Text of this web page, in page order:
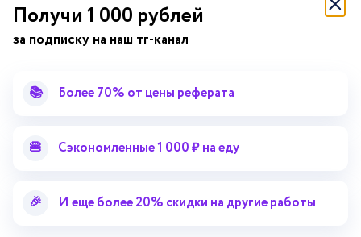
Научные статьи
Методические указания
Статьи от экспертов
Помощь эксперта
Поиск репетитора
Работа для преподавателей
Получи 1 000 рублей
за подписку на наш тг-канал
📚 Более 70% от цены реферата
🍔 Сэкономленные 1 000 ₽ на еду
🎉 И еще более 20% скидки на другие работы